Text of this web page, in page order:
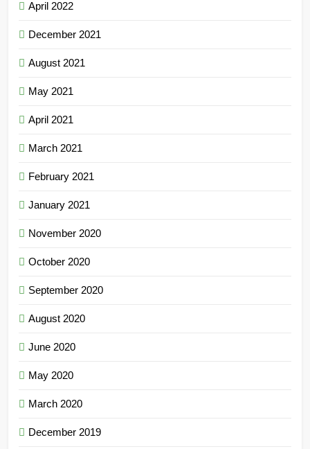
April 2022
December 2021
August 2021
May 2021
April 2021
March 2021
February 2021
January 2021
November 2020
October 2020
September 2020
August 2020
June 2020
May 2020
March 2020
December 2019